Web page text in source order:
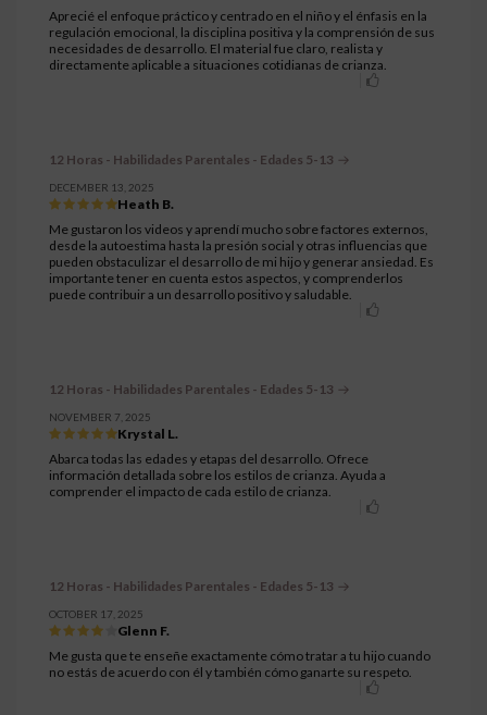
Aprecié el enfoque práctico y centrado en el niño y el énfasis en la
regulación emocional, la disciplina positiva y la comprensión de sus
necesidades de desarrollo. El material fue claro, realista y
directamente aplicable a situaciones cotidianas de crianza.
12 Horas - Habilidades Parentales - Edades 5-13
DECEMBER 13, 2025
Heath B.
Me gustaron los videos y aprendí mucho sobre factores externos,
desde la autoestima hasta la presión social y otras influencias que
pueden obstaculizar el desarrollo de mi hijo y generar ansiedad. Es
importante tener en cuenta estos aspectos, y comprenderlos
puede contribuir a un desarrollo positivo y saludable.
12 Horas - Habilidades Parentales - Edades 5-13
NOVEMBER 7, 2025
Krystal L.
Abarca todas las edades y etapas del desarrollo. Ofrece
información detallada sobre los estilos de crianza. Ayuda a
comprender el impacto de cada estilo de crianza.
12 Horas - Habilidades Parentales - Edades 5-13
OCTOBER 17, 2025
Glenn F.
Me gusta que te enseñe exactamente cómo tratar a tu hijo cuando
no estás de acuerdo con él y también cómo ganarte su respeto.